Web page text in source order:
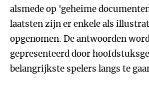
alsmede op 'geheime
laatsten zijn er enkele als
opgenomen. De antwoorden
gepresenteerd door
belangrijkste spelers langs te